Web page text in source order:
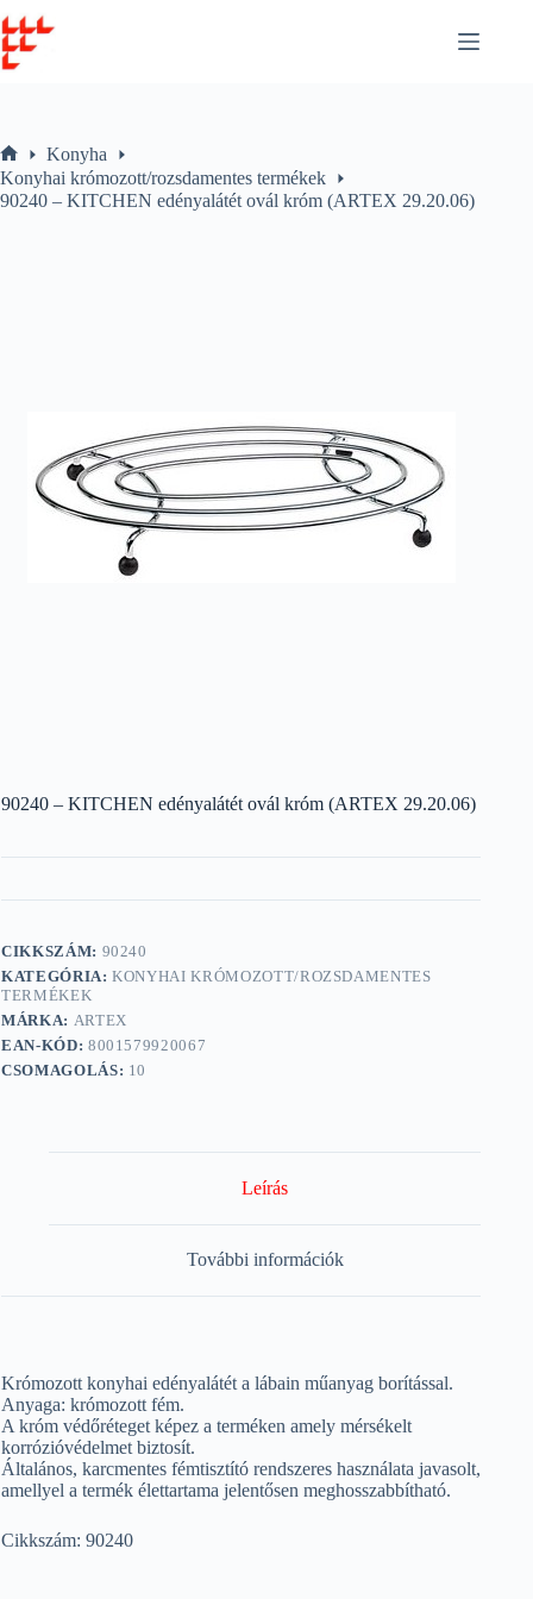
to
content
Home
Konyha
Konyhai krómozott/rozsdamentes termékek
90240 – KITCHEN edényalátét ovál króm (ARTEX 29.20.06)
90240 – KITCHEN edényalátét ovál króm (ARTEX 29.20.06)
CIKKSZÁM: 90240
KATEGÓRIA:KONYHAI KRÓMOZOTT/ROZSDAMENTES
TERMÉKEK
MÁRKA: ARTEX
EAN-KÓD: 8001579920067
CSOMAGOLÁS: 10
Leírás
További információk
Krómozott konyhai edényalátét a lábain műanyag borítással.
Anyaga: krómozott fém.
A króm védőréteget képez a terméken amely mérsékelt
korrózióvédelmet biztosít.
Általános, karcmentes fémtisztító rendszeres használata javasolt,
amellyel a termék élettartama jelentősen meghosszabbítható.
Cikkszám: 90240